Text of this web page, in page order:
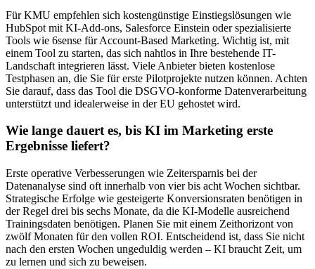
Für KMU empfehlen sich kostengünstige Einstiegslösungen wie
HubSpot mit KI-Add-ons, Salesforce Einstein oder spezialisierte
Tools wie 6sense für Account-Based Marketing. Wichtig ist, mit
einem Tool zu starten, das sich nahtlos in Ihre bestehende IT-
Landschaft integrieren lässt. Viele Anbieter bieten kostenlose
Testphasen an, die Sie für erste Pilotprojekte nutzen können. Achten
Sie darauf, dass das Tool die DSGVO-konforme Datenverarbeitung
unterstützt und idealerweise in der EU gehostet wird.
Wie lange dauert es, bis KI im Marketing erste
Ergebnisse liefert?
Erste operative Verbesserungen wie Zeitersparnis bei der
Datenanalyse sind oft innerhalb von vier bis acht Wochen sichtbar.
Strategische Erfolge wie gesteigerte Konversionsraten benötigen in
der Regel drei bis sechs Monate, da die KI-Modelle ausreichend
Trainingsdaten benötigen. Planen Sie mit einem Zeithorizont von
zwölf Monaten für den vollen ROI. Entscheidend ist, dass Sie nicht
nach den ersten Wochen ungeduldig werden – KI braucht Zeit, um
zu lernen und sich zu beweisen.